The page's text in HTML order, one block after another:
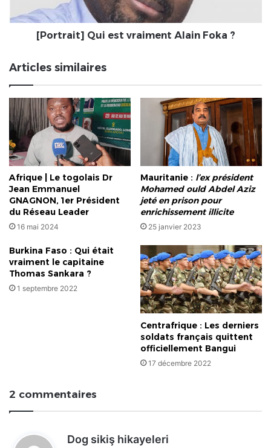
[Portrait] Qui est vraiment Alain Foka ?
Articles similaires
Afrique | Le togolais Dr
Jean Emmanuel
GNAGNON, 1er Président
du Réseau Leader
16 mai 2024
Mauritanie : l’ex président
Mohamed ould Abdel Aziz
jeté en prison pour
enrichissement illicite
25 janvier 2023
Burkina Faso : Qui était
vraiment le capitaine
Thomas Sankara ?
1 septembre 2022
Centrafrique : Les derniers
soldats français quittent
officiellement Bangui
17 décembre 2022
2 commentaires
Dog sikiş hikayeleri